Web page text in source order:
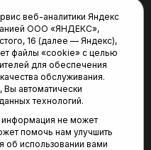
28А
веб-аналитики Яндекс
ООО «ЯНДЕКС»,
16 (далее — Яндекс),
файлы «cookie» с целью
для обеспечения
обслуживания.
автоматически
технологий.
не может
помочь нам улучшить
об использовании вами